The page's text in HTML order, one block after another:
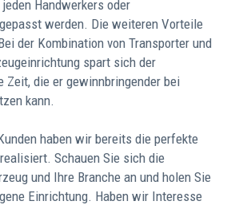
Handwerkers oder
werden. Die weiteren Vorteile
der Kombination von Transporter und
spart sich der
Zeit, die er gewinnbringender bei
kann.
haben wir bereits die perfekte
Schauen Sie sich die
und Ihre Branche an und holen Sie
Einrichtung. Haben wir Interesse